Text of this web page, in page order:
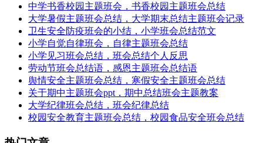
中学书香校园主题班会，书香校园主题班会总结
大学暑假主题班会总结，大学期末总结主题班会记录
卫生安全防疫班会的小结，小学班会总结范文
小学自觉自律班会，自律主题班会总结
小学见习班会总结，班会总结个人反思
劳动节班会总结语，感恩主题班会总结语
舆情安全主题班会总结，寒假安全主题班会总结
关于期中主题班会ppt，期中总结班会主题教案
大学纪律班会总结，班会纪律总结
校园安全教育主题班会总结，校园食品安全班会总结